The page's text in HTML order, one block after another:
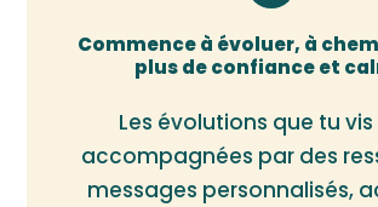
Commence à évoluer, à
plus de confiance et
Les évolutions que tu
accompagnées par des
messages personnalisés,